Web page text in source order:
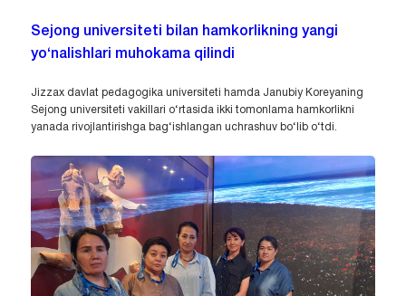
Sejong universiteti bilan hamkorlikning yangi
yo‘nalishlari muhokama qilindi
Jizzax davlat pedagogika universiteti hamda Janubiy Koreyaning
Sejong universiteti vakillari o‘rtasida ikki tomonlama hamkorlikni
yanada rivojlantirishga bag‘ishlangan uchrashuv bo‘lib o‘tdi.